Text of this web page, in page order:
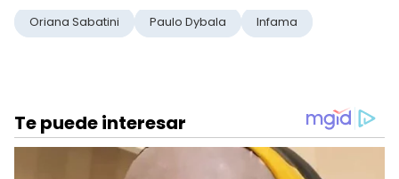
Oriana Sabatini Paulo Dybala Infama